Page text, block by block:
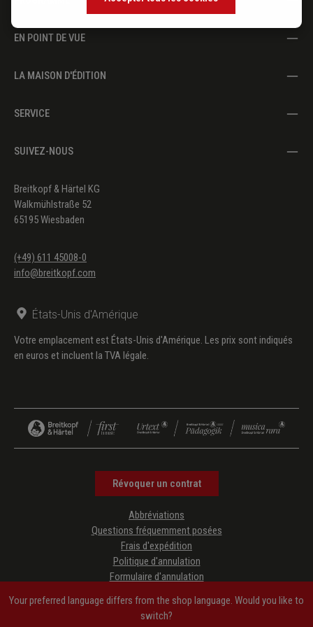
EN POINT DE VUE
LA MAISON D'ÉDITION
SERVICE
SUIVEZ-NOUS
Breitkopf & Härtel KG
Walkmühlstraße 52
65195 Wiesbaden
(+49) 611 45008-0
info@breitkopf.com
États-Unis d'Amérique
Votre emplacement est États-Unis d'Amérique. Les prix sont indiqués
en euros et incluent la TVA légale.
Révoquer un contrat
Abbréviations
Questions fréquemment posées
Frais d'expédition
Politique d'annulation
Formulaire d'annulation
CGV
Mentions légales
Your preferred language differs from the shop language. Would you like to
switch?